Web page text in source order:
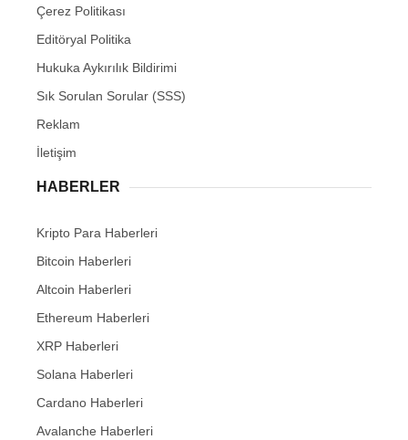
Çerez Politikası
Editöryal Politika
Hukuka Aykırılık Bildirimi
Sık Sorulan Sorular (SSS)
Reklam
İletişim
HABERLER
Kripto Para Haberleri
Bitcoin Haberleri
Altcoin Haberleri
Ethereum Haberleri
XRP Haberleri
Solana Haberleri
Cardano Haberleri
Avalanche Haberleri